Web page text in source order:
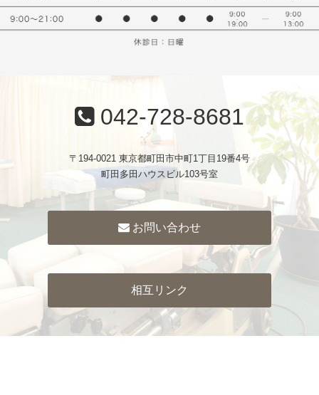
042-728-8681
〒194-0021 東京都町田市中町1丁目19番4号
町田多田ハウスビル103号室
お問い合わせ
相互リンク